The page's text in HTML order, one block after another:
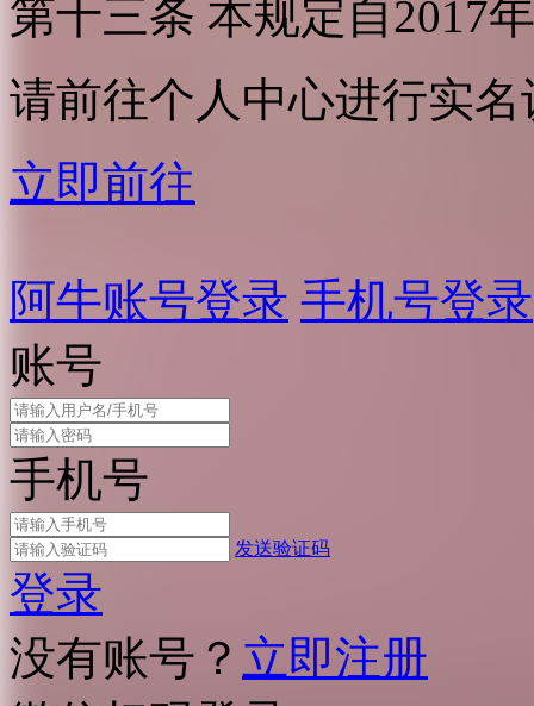
第十三条 本规定自2017
请前往个人中心进行实名
立即前往
阿牛账号登录 手机号登录
账号
手机号
发送验证码
登录
没有账号？ 立即注册